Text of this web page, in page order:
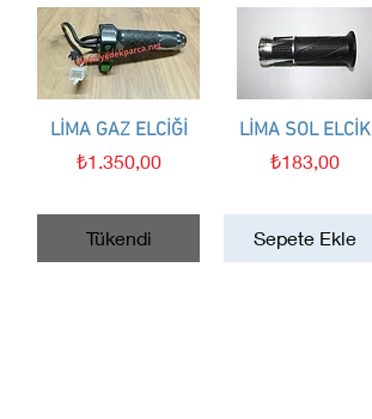
Hızlı Bakış
LİMA GAZ ELCİĞİ
Fiyat
₺1.350,00
Tükendi
Hızlı Bakış
LİMA SOL ELCİK
Fiyat
₺183,00
Sepete Ekle